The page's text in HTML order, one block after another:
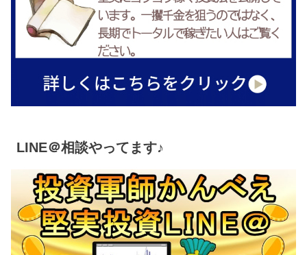
LINE＠相談やってます♪